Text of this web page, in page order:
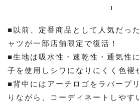
■以前、定番商品として人気だっ
ャツが一部店舗限定で復活！
■生地は吸水性・速乾性・通気性
子を使用しシワになりにくく色褪
■背中にはアーチロゴをラバープ
りながら、コーディネートしやす